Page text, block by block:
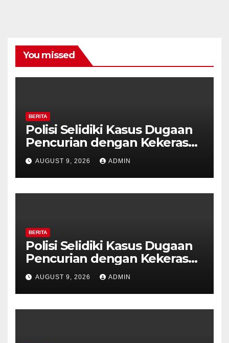
You missed
BERITA
Polisi Selidiki Kasus Dugaan
Pencurian dengan Kekerasan
di Counter HP Royal Phone
Ambarawa.
AUGUST 9, 2026 ADMIN
BERITA
Polisi Selidiki Kasus Dugaan
Pencurian dengan Kekerasan
di Counter HP Royal Phone
Ambarawa.
AUGUST 9, 2026 ADMIN